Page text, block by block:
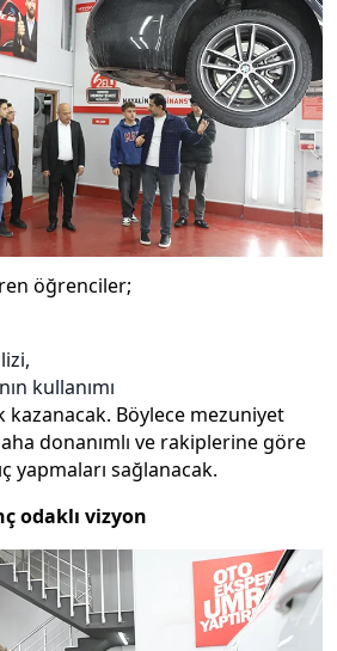
öğrenciler;
kullanımı
kazanacak. Böylece mezuniyet
donanımlı ve rakiplerine göre
yapmaları sağlanacak.
odaklı vizyon